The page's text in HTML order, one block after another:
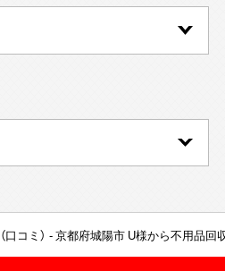
コミ） 京都府城陽市 U様から不用品回